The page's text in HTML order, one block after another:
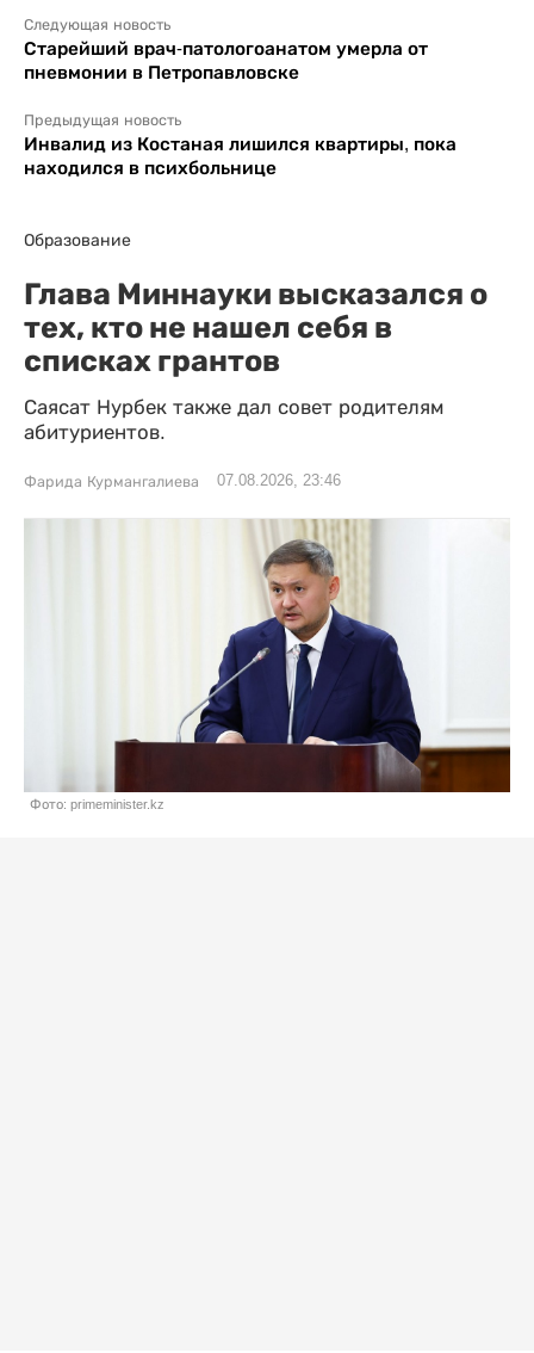
Следующая новость
Старейший врач-патологоанатом умерла от
пневмонии в Петропавловске
Предыдущая новость
Инвалид из Костаная лишился квартиры, пока
находился в психбольнице
Образование
Глава Миннауки высказался о
тех, кто не нашел себя в
списках грантов
Саясат Нурбек также дал совет родителям
абитуриентов.
Фарида Курмангалиева 07.08.2026, 23:46
Фото: primeminister.kz